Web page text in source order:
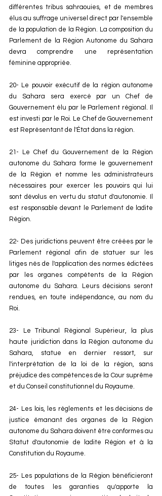
différentes tribus sahraouies, et de membres
élus au suffrage universel direct par l'ensemble
de la population de la Région. La composition du
Parlement de la Région Autonome du Sahara
devra comprendre une représentation
féminine appropriée.
20- Le pouvoir exécutif de la région autonome
du Sahara sera exercé par un Chef de
Gouvernement élu par le Parlement régional. Il
est investi par le Roi. Le Chef de Gouvernement
est Représentant de l'État dans la région.
21- Le Chef du Gouvernement de la Région
autonome du Sahara forme le gouvernement
de la Région et nomme les administrateurs
nécessaires pour exercer les pouvoirs qui lui
sont dévolus en vertu du statut d'autonomie. Il
est responsable devant le Parlement de ladite
Région.
22- Des juridictions peuvent être créées par le
Parlement régional afin de statuer sur les
litiges nés de l'application des normes édictées
par les organes compétents de la Région
autonome du Sahara. Leurs décisions seront
rendues, en toute indépendance, au nom du
Roi.
23- Le Tribunal Régional Supérieur, la plus
haute juridiction dans la Région autonome du
Sahara, statue en dernier ressort, sur
l'interprétation de la loi de la région, sans
préjudice des compétences de la Cour suprême
et du Conseil constitutionnel du Royaume.
24- Les lois, les règlements et les décisions de
justice émanant des organes de la Région
autonome du Sahara doivent être conformes au
Statut d'autonomie de ladite Région et à la
Constitution du Royaume.
25- Les populations de la Région bénéficieront
de toutes les garanties qu'apporte la